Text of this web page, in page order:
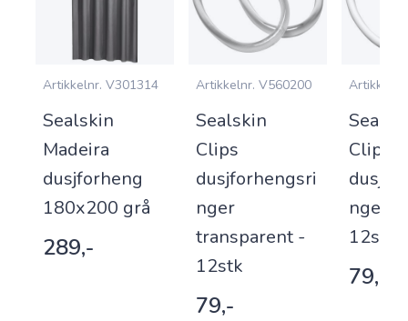
Artikkelnr. V301314
Sealskin
Madeira
dusjforheng
180x200 grå
289,-
Artikkelnr. V560200
Sealskin
Clips
dusjforhengsri
nger
transparent -
12stk
79,-
Artikkelnr.
Clips
nger
12stk
79,-